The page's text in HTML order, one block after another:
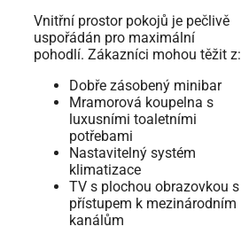
Vnitřní prostor pokojů je pečlivě
uspořádán pro maximální
pohodlí. Zákazníci mohou těžit z:
Dobře zásobený minibar
Mramorová koupelna s
luxusními toaletními
potřebami
Nastavitelný systém
klimatizace
TV s plochou obrazovkou s
přístupem k mezinárodním
kanálům